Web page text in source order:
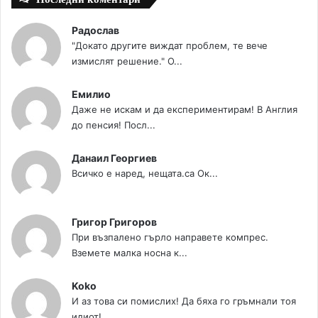
Радослав
"Докато другите виждат проблем, те вече
измислят решение." О...
Емилио
Даже не искам и да експериментирам! В Англия
до пенсия! Посл...
Данаил Георгиев
Всичко е наред, нещата.са Ок...
Григор Григоров
При възпалено гърло направете компрес.
Вземете малка носна к...
Koko
И аз това си помислих! Да бяха го гръмнали тоя